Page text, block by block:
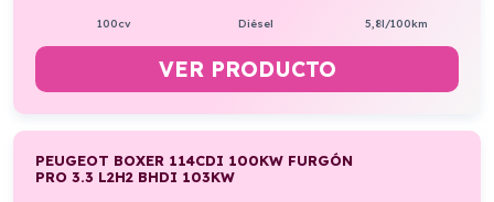
100cv Diésel 5,8l/100km
VER PRODUCTO
PEUGEOT BOXER 114CDI 100KW FURGÓN
PRO 3.3 L2H2 BHDI 103KW